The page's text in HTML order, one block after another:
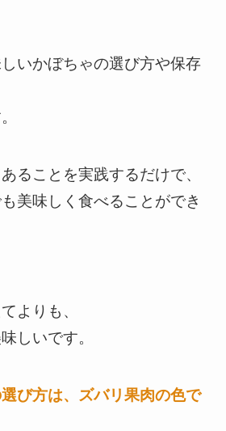
いかぼちゃの選び方や保存
ることを実践するだけで、
美味しく食べることができ
よりも、
しいです。
び方は、ズバリ果肉の色で